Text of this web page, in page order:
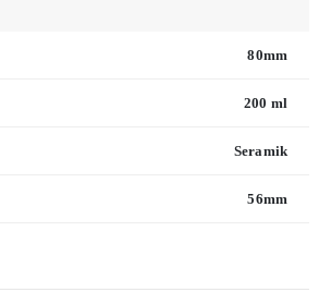
80mm
200 ml
Seramik
56mm